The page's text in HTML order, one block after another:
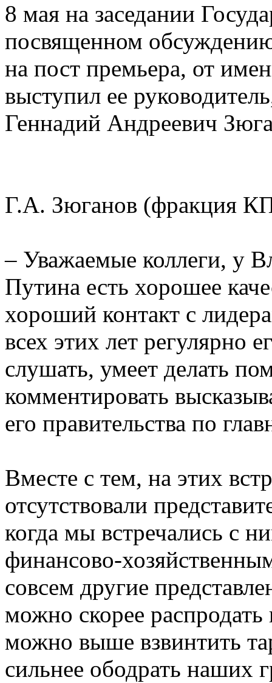
8 мая на заседании
посвященном
на пост премьера, от
выступил ее
Геннадий Андреевич
Г.А. Зюганов (фракция
– Уважаемые коллеги, у
Путина есть хорошее
хороший контакт с
всех этих лет регулярно
слушать, умеет делать
комментировать
его правительства по
Вместе с тем, на этих
отсутствовали
когда мы встречались с
финансово-
совсем другие
можно скорее распродать
можно выше взвинтить
сильнее ободрать наших